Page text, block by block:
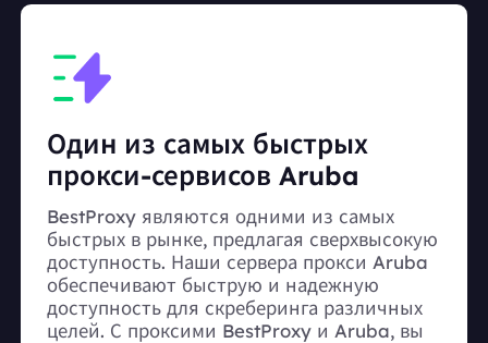
Один из самых быстрых
прокси-сервисов Aruba
BestProxy являются одними из самых
быстрых в рынке, предлагая сверхвысокую
доступность. Наши сервера прокси Aruba
обеспечивают быструю и надежную
доступность для скреберинга различных
целей. С проксими BestProxy и Aruba, вы